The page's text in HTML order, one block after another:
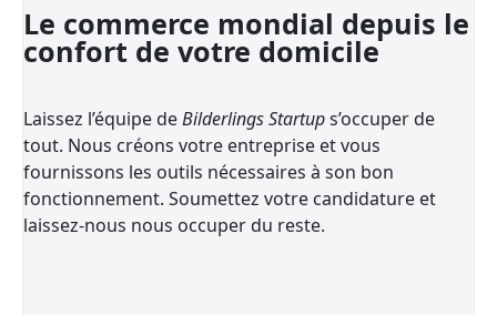
Le commerce mondial depuis le
confort de votre domicile
Laissez l’équipe deBilderlings Startups’occuper de
tout. Nous créons votre entreprise et vous
fournissons les outils nécessaires à son bon
fonctionnement. Soumettez votre candidature et
laissez-nous nous occuper du reste.